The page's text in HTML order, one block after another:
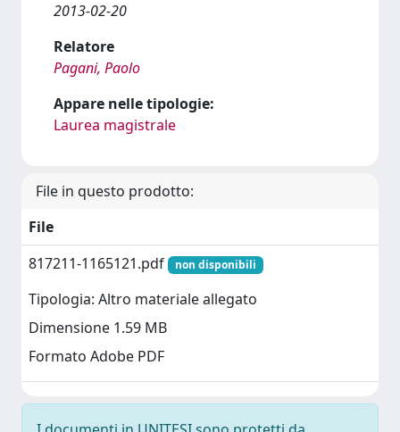
2013-02-20
Relatore
Pagani, Paolo
Appare nelle tipologie:
Laurea magistrale
File in questo prodotto:
File
817211-1165121.pdf
non disponibili
Tipologia: Altro materiale allegato
Dimensione 1.59 MB
Formato Adobe PDF